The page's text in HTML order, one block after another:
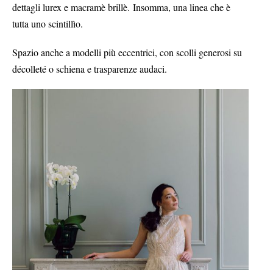
dettagli lurex e macramè brillè. Insomma, una linea che è
tutta uno scintillìo.
Spazio anche a modelli più eccentrici, con scolli generosi su
décolleté o schiena e trasparenze audaci.